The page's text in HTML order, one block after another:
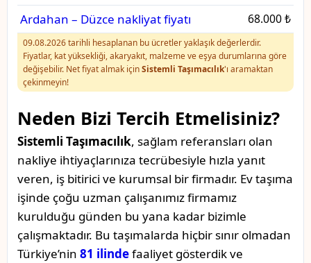
Ardahan – Düzce nakliyat fiyatı 68.000 ₺
09.08.2026 tarihli hesaplanan bu ücretler yaklaşık değerlerdir.
Fiyatlar, kat yüksekliği, akaryakıt, malzeme ve eşya durumlarına göre
değişebilir. Net fiyat almak içinSistemli Taşımacılık'ı aramaktan
çekinmeyin!
Neden Bizi Tercih Etmelisiniz?
Sistemli Taşımacılık, sağlam referansları olan
nakliye ihtiyaçlarınıza tecrübesiyle hızla yanıt
veren, iş bitirici ve kurumsal bir firmadır. Ev taşıma
işinde çoğu uzman çalışanımız firmamız
kurulduğu günden bu yana kadar bizimle
çalışmaktadır. Bu taşımalarda hiçbir sınır olmadan
Türkiye’nin 81 ilindefaaliyet gösterdik ve